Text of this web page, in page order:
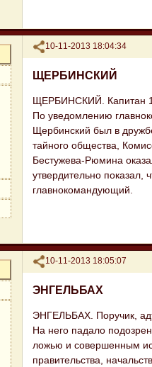
Поделиться
10-11-2013 18:04:34
ЩЕРБИНСКИЙ
ЩЕРБИНСКИЙ. Капитан
По уведомлению
Щербинский был в
тайного общества,
Бестужева-Рюмина
утвердительно
главнокомандующий.
Поделиться
10-11-2013 18:05:07
ЭНГЕЛЬБАХ
ЭНГЕЛЬБАХ. Поручик,
На него падало
ложью и совершенным
правительства,